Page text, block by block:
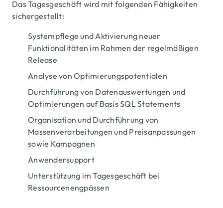
Das Tagesgeschäft wird mit folgenden Fähigkeiten
sichergestellt:
Systempflege und Aktivierung neuer
Funktionalitäten im Rahmen der regelmäßigen
Release
Analyse von Optimierungspotentialen
Durchführung von Datenauswertungen und
Optimierungen auf Basis SQL Statements
Organisation und Durchführung von
Massenverarbeitungen und Preisanpassungen
sowie Kampagnen
Anwendersupport
Unterstützung im Tagesgeschäft bei
Ressourcenengpässen